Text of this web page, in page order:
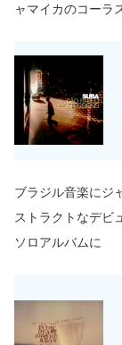
ャマイカのコーラ
ブラジル音楽にジ
ストラクトなデビ
ソロアルバムに